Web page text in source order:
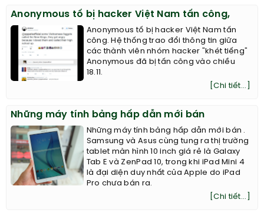
Anonymous tố bị hacker Việt Nam tấn công,
Anonymous tố bị hacker Việt Nam tấn
công. Hệ thống trao đổi thông tin giữa
các thành viên nhóm hacker "khét tiếng"
Anonymous đã bị tấn công vào chiều
18.11.
[Chi tiết...]
Những máy tính bảng hấp dẫn mới bán
Những máy tính bảng hấp dẫn mới bán .
Samsung và Asus cùng tung ra thị trường
tablet màn hình 10 inch giá rẻ là Galaxy
Tab E và ZenPad 10, trong khi iPad Mini 4
là đại diện duy nhất của Apple do iPad
Pro chưa bán ra.
[Chi tiết...]